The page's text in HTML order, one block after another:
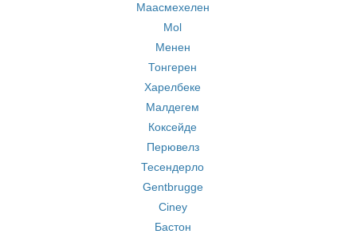
Маасмехелен
Mol
Менен
Тонгерен
Харелбеке
Малдегем
Коксейде
Перювелз
Тесендерло
Gentbrugge
Ciney
Бастон